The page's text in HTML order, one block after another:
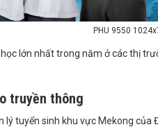
PHU 9550
lớn nhất trong năm ở các thị
truyền thông
lý tuyển sinh khu vực Mekong